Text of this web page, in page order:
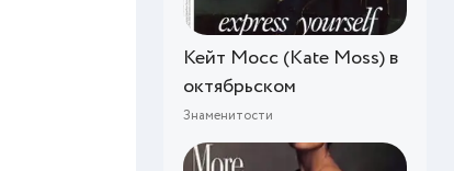
Кейт Мосс (Kate Moss) в
октябрьском
Знаменитости